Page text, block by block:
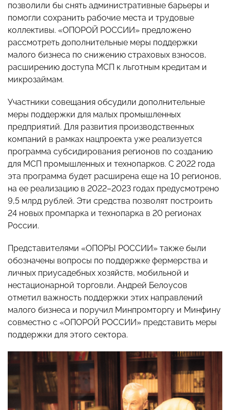
позволили бы снять административные барьеры и
помогли сохранить рабочие места и трудовые
коллективы. «ОПОРОЙ РОССИИ» предложено
рассмотреть дополнительные меры поддержки
малого бизнеса по снижению страховых взносов,
расширению доступа МСП к льготным кредитам и
микрозаймам.
Участники совещания обсудили дополнительные
меры поддержки для малых промышленных
предприятий. Для развития производственных
компаний в рамках нацпроекта уже реализуется
программа субсидирования регионов по созданию
для МСП промышленных и технопарков. С 2022 года
эта программа будет расширена еще на 10 регионов,
на ее реализацию в 2022–2023 годах предусмотрено
9,5 млрд рублей. Эти средства позволят построить
24 новых промпарка и технопарка в 20 регионах
России.
Представителями «ОПОРЫ РОССИИ» также были
обозначены вопросы по поддержке фермерства и
личных приусадебных хозяйств, мобильной и
нестационарной торговли. Андрей Белоусов
отметил важность поддержки этих направлений
малого бизнеса и поручил Минпромторгу и Минфину
совместно с «ОПОРОЙ РОССИИ» представить меры
поддержки для этого сектора.